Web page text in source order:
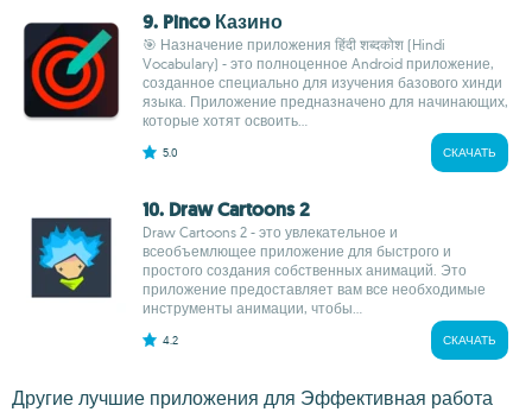
9. Pinco Казино
🎯 Назначение приложения हिंदी शब्दकोश (Hindi
Vocabulary) - это полноценное Android приложение,
созданное специально для изучения базового хинди
языка. Приложение предназначено для начинающих,
которые хотят освоить...
5.0 СКАЧАТЬ
10. Draw Cartoons 2
Draw Cartoons 2 - это увлекательное и
всеобъемлющее приложение для быстрого и
простого создания собственных анимаций. Это
приложение предоставляет вам все необходимые
инструменты анимации, чтобы...
4.2 СКАЧАТЬ
Другие лучшие приложения для Эффективная работа